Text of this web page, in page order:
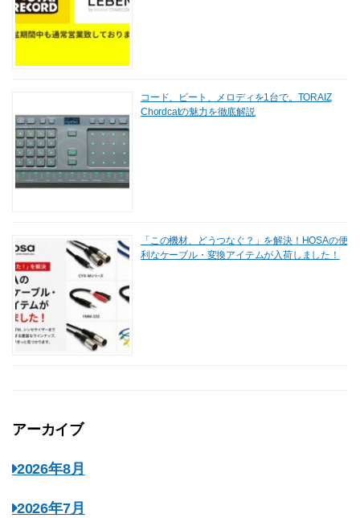
コード、ビート、メロディを1台で。TORAIZ
Chordcatの魅力を徹底解説
「この機材、どうつなぐ？」を解決！HOSAの便
利なケーブル・変換アイテムが入荷しました！
アーカイブ
2026年8月
2026年7月